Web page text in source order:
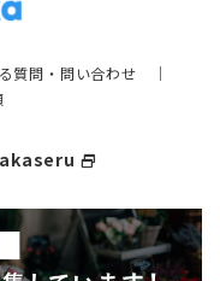
質問・問い合わせ ｜
select_window